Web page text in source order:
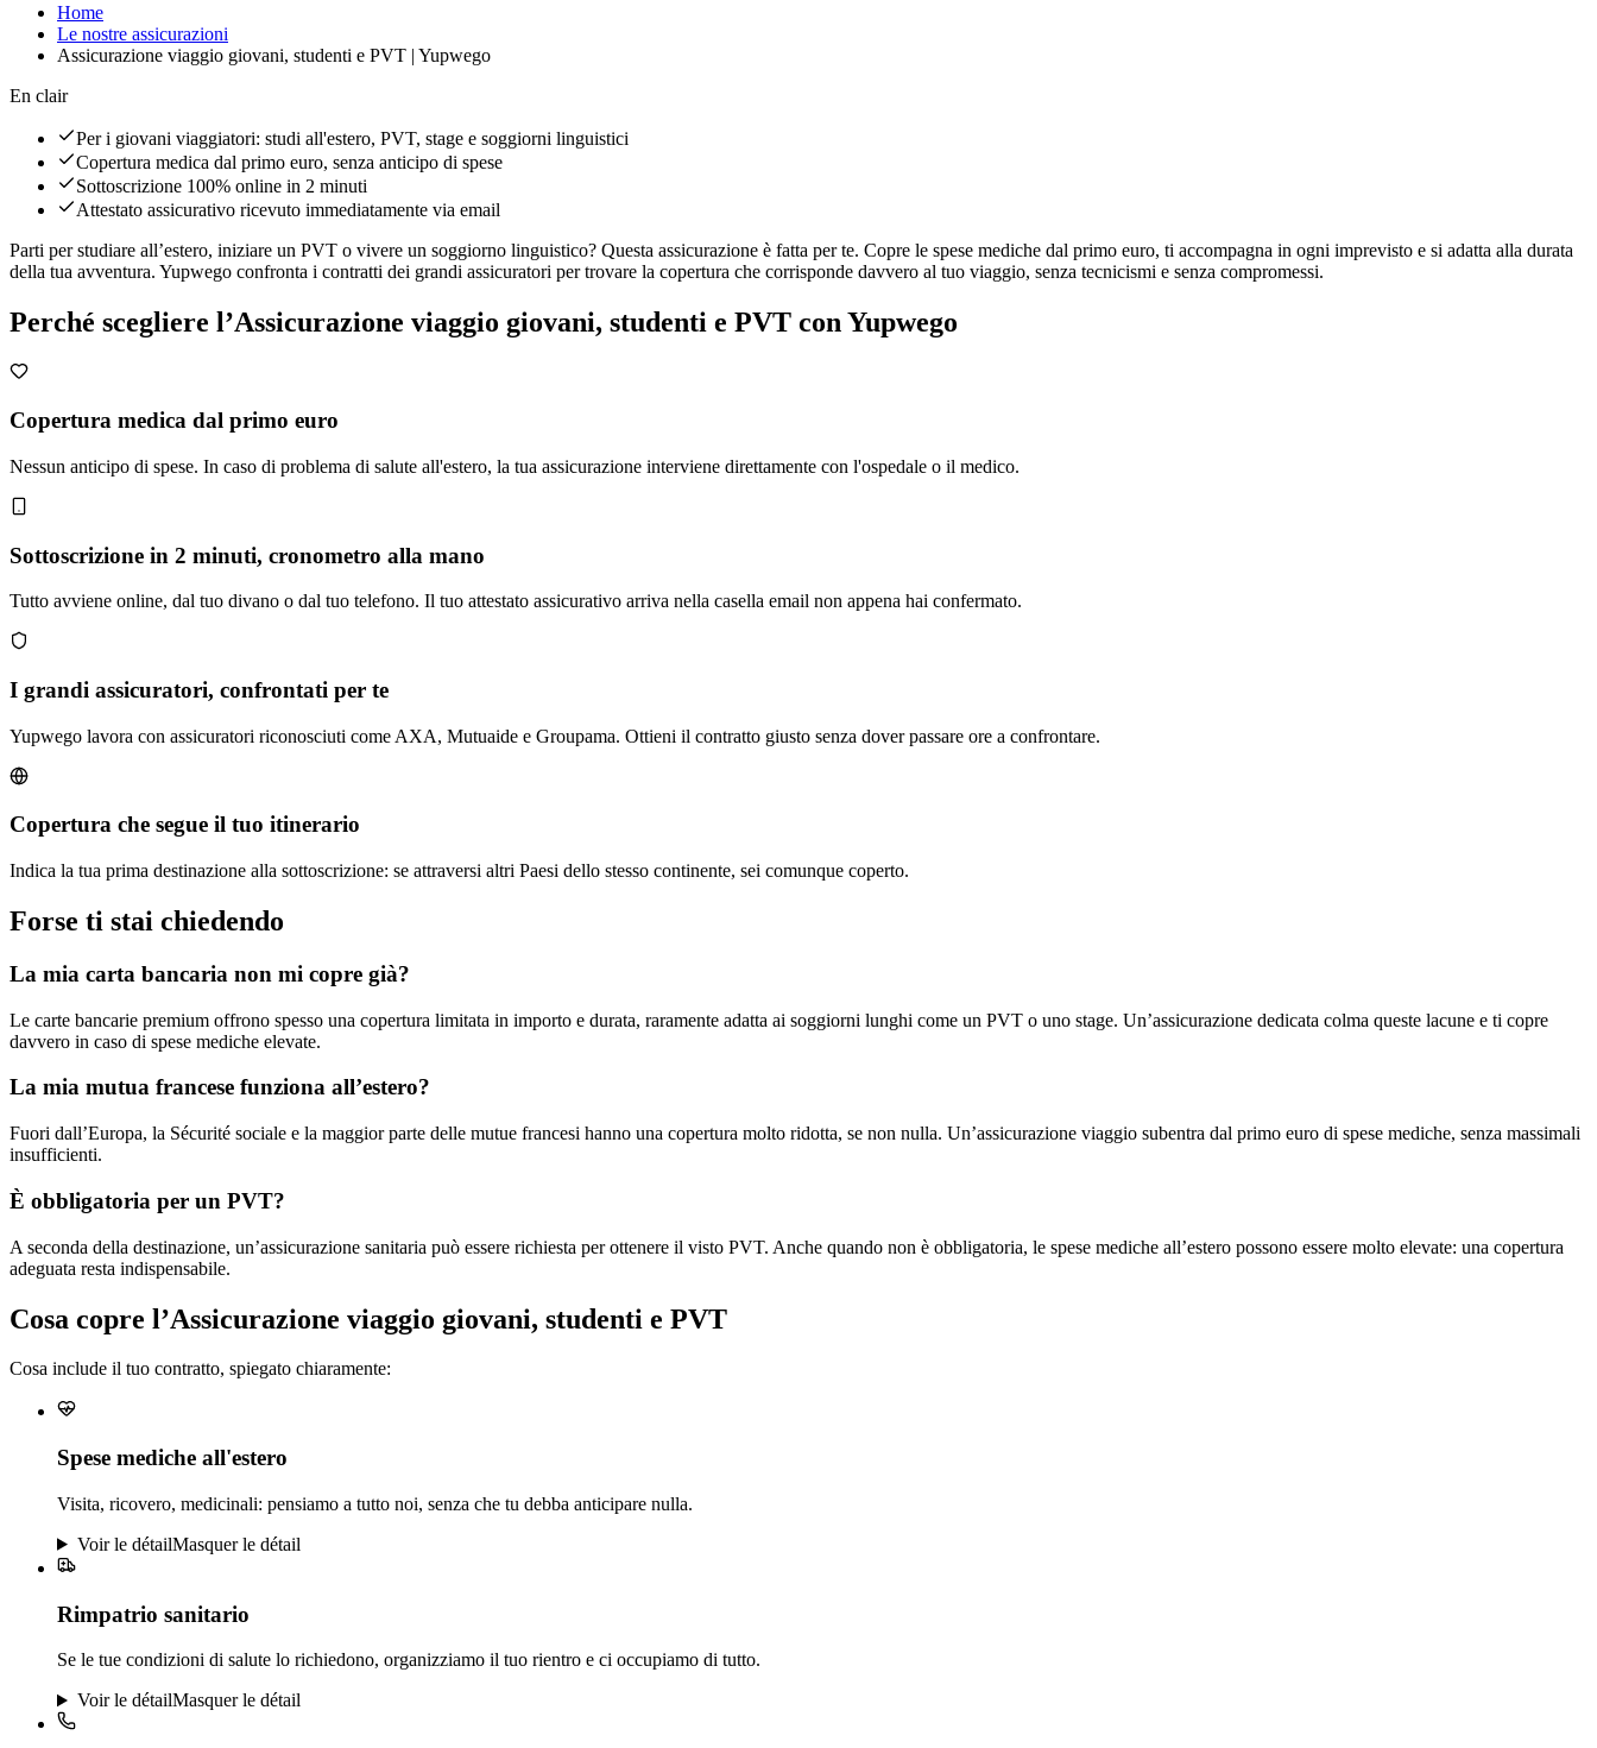
Home
Le nostre assicurazioni
Assicurazione viaggio giovani, studenti e PVT | Yupwego
En clair
Per i giovani viaggiatori: studi all'estero, PVT, stage e soggiorni linguistici
Copertura medica dal primo euro, senza anticipo di spese
Sottoscrizione 100% online in 2 minuti
Attestato assicurativo ricevuto immediatamente via email
Parti per studiare all’estero, iniziare un PVT o vivere un soggiorno linguistico? Questa assicurazione è fatta per te. Copre le spese mediche dal primo euro, ti accompagna in ogni imprevisto e si adatta alla durata
della tua avventura. Yupwego confronta i contratti dei grandi assicuratori per trovare la copertura che corrisponde davvero al tuo viaggio, senza tecnicismi e senza compromessi.
Perché scegliere l’Assicurazione viaggio giovani, studenti e PVT con Yupwego
Copertura medica dal primo euro
Nessun anticipo di spese. In caso di problema di salute all'estero, la tua assicurazione interviene direttamente con l'ospedale o il medico.
Sottoscrizione in 2 minuti, cronometro alla mano
Tutto avviene online, dal tuo divano o dal tuo telefono. Il tuo attestato assicurativo arriva nella casella email non appena hai confermato.
I grandi assicuratori, confrontati per te
Yupwego lavora con assicuratori riconosciuti come AXA, Mutuaide e Groupama. Ottieni il contratto giusto senza dover passare ore a confrontare.
Copertura che segue il tuo itinerario
Indica la tua prima destinazione alla sottoscrizione: se attraversi altri Paesi dello stesso continente, sei comunque coperto.
Forse ti stai chiedendo
La mia carta bancaria non mi copre già?
Le carte bancarie premium offrono spesso una copertura limitata in importo e durata, raramente adatta ai soggiorni lunghi come un PVT o uno stage. Un’assicurazione dedicata colma queste lacune e ti copre
davvero in caso di spese mediche elevate.
La mia mutua francese funziona all’estero?
Fuori dall’Europa, la Sécurité sociale e la maggior parte delle mutue francesi hanno una copertura molto ridotta, se non nulla. Un’assicurazione viaggio subentra dal primo euro di spese mediche, senza massimali
insufficienti.
È obbligatoria per un PVT?
A seconda della destinazione, un’assicurazione sanitaria può essere richiesta per ottenere il visto PVT. Anche quando non è obbligatoria, le spese mediche all’estero possono essere molto elevate: una copertura
adeguata resta indispensabile.
Cosa copre l’Assicurazione viaggio giovani, studenti e PVT
Cosa include il tuo contratto, spiegato chiaramente:
Spese mediche all'estero
Visita, ricovero, medicinali: pensiamo a tutto noi, senza che tu debba anticipare nulla.
Voir le détailMasquer le détail
Rimpatrio sanitario
Se le tue condizioni di salute lo richiedono, organizziamo il tuo rientro e ci occupiamo di tutto.
Voir le détailMasquer le détail